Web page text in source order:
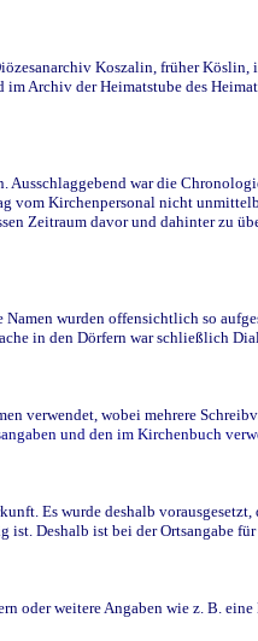
Koszalin, früher
Archiv der Heimatstube des
war die
vom Kirchenpersonal nicht
Zeitraum davor und dahinter zu
wurden offensichtlich so
in den Dörfern war schließlich
verwendet, wobei mehrere
und den im Kirchenbuch
Es wurde deshalb
Deshalb ist bei der Ortsangabe
oder weitere Angaben wie z. B.